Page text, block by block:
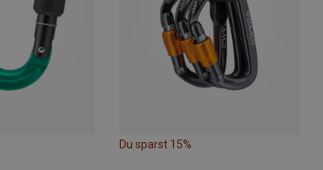
Du sparst 15%